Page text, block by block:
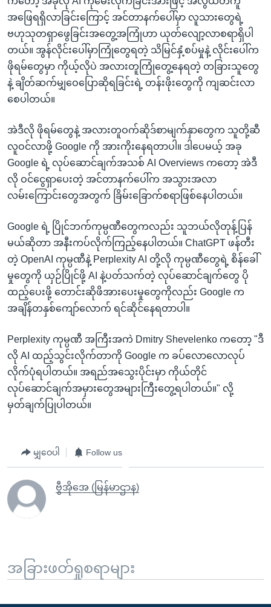
အဖြေရရှိလာခြင်းကြောင့် အင်တာနက်ပေါ်မှာ လူသားတွေရဲ့
ဗဟုသုတရှာဖွေခြင်းအတွေ့အကြုံဟာ ယုတ်လျော့လာစရာရှိပါ
တယ်။ အွန်လိုင်းပေါ်မှာကြုံတွေရတဲ့ သိမြင်နှံ့စပ်မှုနဲ့ လိုင်းပေါ်က
ဖိုရမ်တွေမှာ ကိုယ့်လိုပဲ အလားတူကြုံတွေ့နေရတဲ့ တခြားသူတွေ
နဲ့ ချိတ်ဆက်မျှဝေပြောဆိုရခြင်းရဲ့ တန်းဖိုးတွေကို ကျဆင်းလာ
စေပါတယ်။
အဲဒီလို ဖိုရမ်တွေနဲ့ အလားတူဝက်ဆိုဒ်စာမျက်နှာတွေက သူတို့ဆီ
လူဝင်လာဖို့ Google ကို အားကိုးနေရတာပါ။ ဒါပေမယ့် အခု
Google ရဲ့ လုပ်ဆောင်ချက်အသစ် AI Overviews ကတော့ အဲဒီ
လို ဝင်ငွေရှာပေးတဲ့ အင်တာနက်ပေါ်က အသွားအလာ
လမ်းကြောင်းတွေအတွက် ခြိမ်းခြောက်စရာဖြစ်နေပါတယ်။
Google ရဲ့ ပြိုင်ဘက်ကုမ္ပဏီတွေကလည်း သူဘယ်လိုတုန့်ပြန်
မယ်ဆိုတာ အနီးကပ်လိုက်ကြည့်နေပါတယ်။ ChatGPT ဖန်တီး
တဲ့ OpenAI ကုမ္ပဏီနဲ့ Perplexity AI တို့လို ကုမ္ပဏီတွေရဲ့ စိန်ခေါ်
မှုတွေကို ယှဉ်ပြိုင်ဖို့ AI နဲ့ပတ်သက်တဲ့ လုပ်ဆောင်ချက်တွေ ပို
ထည့်ပေးဖို့ တောင်းဆိုဖိအားပေးမှုတွေကိုလည်း Google က
အချိန်တနှစ်ကျော်လောက် ရင်ဆိုင်နေရတာပါ။
Perplexity ကုမ္ပဏီ အကြီးအကဲ Dmitry Shevelenko ကတော့ "ဒီ
လို AI ထည့်သွင်းလိုက်တာကို Google က ခပ်လောလောလုပ်
လိုက်ပုံရပါတယ်။ အရည်အသွေးပိုင်းမှာ ကိုယ်တိုင်
လုပ်ဆောင်ချက်အမှားတွေအများကြီးတွေ့ရပါတယ်။" လို့
မှတ်ချက်ပြုပါတယ်။
မျှဝေပါ Follow us
ဗွီအိုအေ (မြန်မာဌာန)
အခြားဖတ်ရှုစရာများ